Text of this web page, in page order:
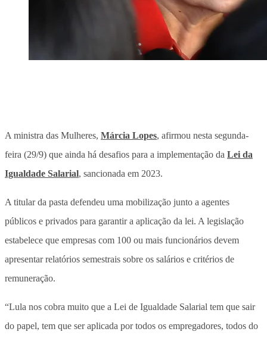
A ministra das Mulheres, Márcia Lopes, afirmou nesta segunda-
feira (29/9) que ainda há desafios para a implementação da Lei da
Igualdade Salarial, sancionada em 2023.
A titular da pasta defendeu uma mobilização junto a agentes
públicos e privados para garantir a aplicação da lei. A legislação
estabelece que empresas com 100 ou mais funcionários devem
apresentar relatórios semestrais sobre os salários e critérios de
remuneração.
“Lula nos cobra muito que a Lei de Igualdade Salarial tem que sair
do papel, tem que ser aplicada por todos os empregadores, todos do